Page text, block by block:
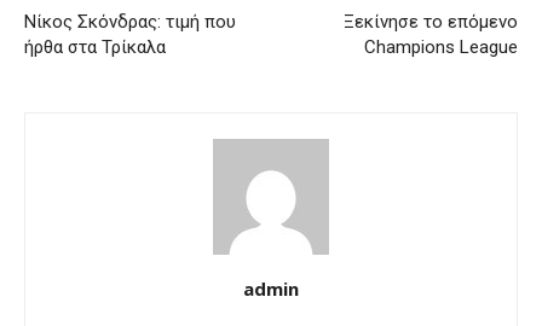
Νίκος Σκόνδρας: τιμή που
ήρθα στα Τρίκαλα
Ξεκίνησε το επόμενο
Champions League
admin